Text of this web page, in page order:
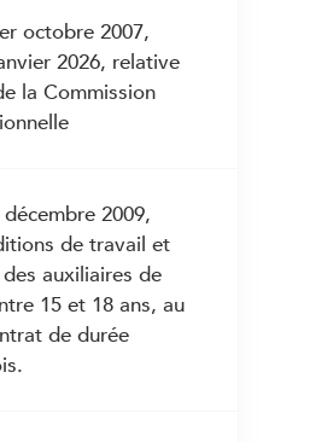
la prise en charge
atteint dans sa
la prise en charge
en cas de service
octobre 2007,
2026, relative
la Commission
2009,
de travail et
auxiliaires de
15 et 18 ans, au
de durée